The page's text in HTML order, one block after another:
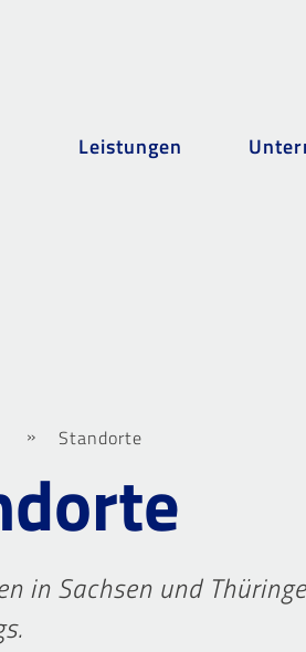
Leistungen
Standorte
in Sachsen und